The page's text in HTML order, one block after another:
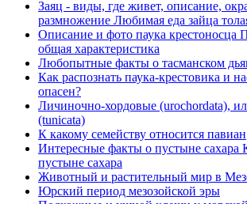
Заяц - виды, где живет, описание,
размножение Любимая еда зайца
Описание и фото паука крестоносца
общая характеристика
Любопытные факты о тасманском
Как распознать паука-крестовика и
опасен?
Личиночно-хордовые (urochordata),
(tunicata)
К какому семейству относится павиан
Интересные факты о пустыне сахара
пустыне сахара
Животный и растительный мир в
Юрский период мезозойской эры